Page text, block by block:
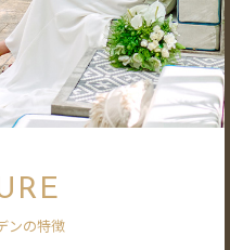
ンの特徴